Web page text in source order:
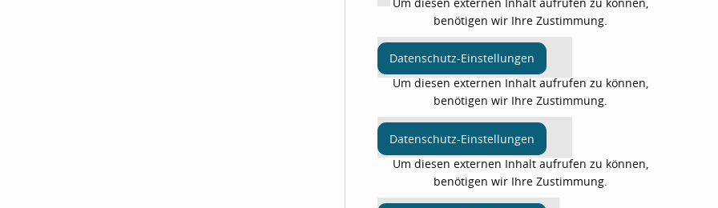
benötigen wir Ihre Zustimmung.
Datenschutz-Einstellungen
Um diesen externen Inhalt aufrufen zu können,
benötigen wir Ihre Zustimmung.
Datenschutz-Einstellungen
Um diesen externen Inhalt aufrufen zu können,
benötigen wir Ihre Zustimmung.